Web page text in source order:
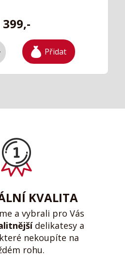
399,-
Přidat
KVALITA
a vybrali pro Vás
delikatesy a
nekoupíte na
rohu.